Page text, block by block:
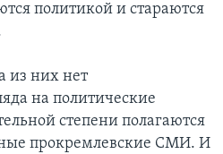
политикой и стараются
из них нет
на политические
степени полагаются
прокремлевские СМИ. И